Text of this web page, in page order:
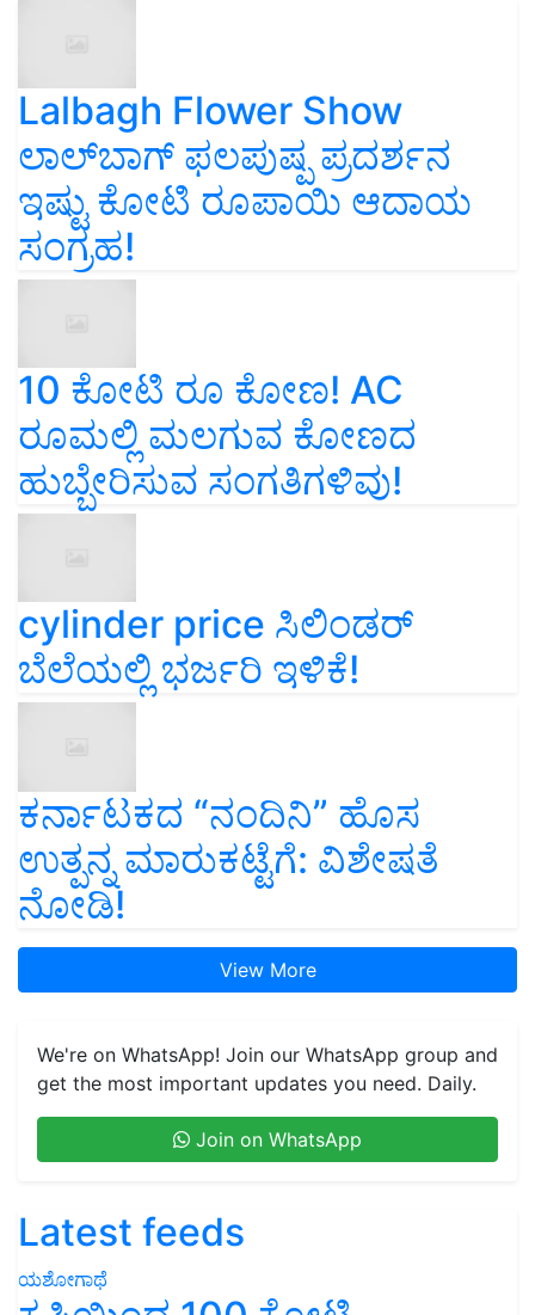
Lalbagh Flower Show
ಲಾಲ್‌ಬಾಗ್ ಫಲಪುಷ್ಪ ಪ್ರದರ್ಶನ
ಇಷ್ಟು ಕೋಟಿ ರೂಪಾಯಿ ಆದಾಯ
ಸಂಗ್ರಹ!
10 ಕೋಟಿ ರೂ ಕೋಣ! AC
ರೂಮಲ್ಲಿ ಮಲಗುವ ಕೋಣದ
ಹುಬ್ಬೇರಿಸುವ ಸಂಗತಿಗಳಿವು!
cylinder price ಸಿಲಿಂಡರ್‌
ಬೆಲೆಯಲ್ಲಿ ಭರ್ಜರಿ ಇಳಿಕೆ!
ಕರ್ನಾಟಕದ “ನಂದಿನಿ” ಹೊಸ
ಉತ್ಪನ್ನ ಮಾರುಕಟ್ಟೆಗೆ: ವಿಶೇಷತೆ
ನೋಡಿ!
View More
We're on WhatsApp! Join our WhatsApp group and
get the most important updates you need. Daily.
Join on WhatsApp
Latest feeds
ಯಶೋಗಾಥೆ